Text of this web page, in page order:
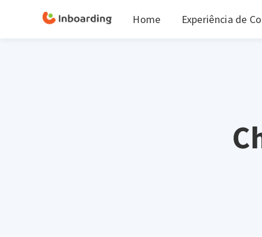
Home Experiência de